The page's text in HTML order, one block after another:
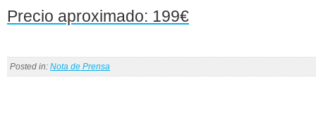
Precio aproximado: 199€
Posted in: Nota de Prensa